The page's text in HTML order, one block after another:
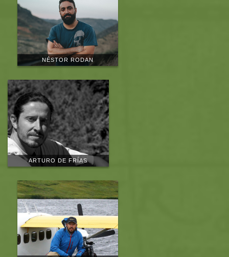
NÉSTOR RODAN
ARTURO DE FRÍAS